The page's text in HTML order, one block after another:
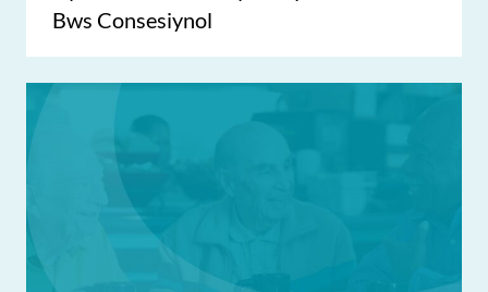
Bws Consesiynol